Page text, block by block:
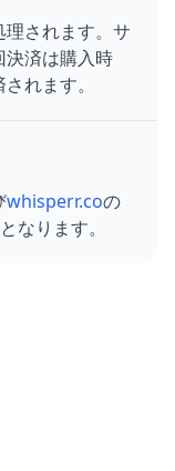
されます。サ
決済は購入時
れます。
whisperr.coの
なります。